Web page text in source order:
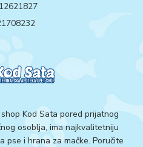
Kod Sata pored prijatnog
osoblja, ima najkvalitetniju
pse i hrana za mačke. Poručite